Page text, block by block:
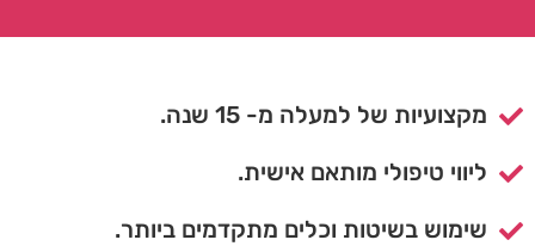
מקצועיות של למעלה מ- 15 שנה.
ליווי טיפולי מותאם אישית.
שימוש בשיטות וכלים מתקדמים ביותר.